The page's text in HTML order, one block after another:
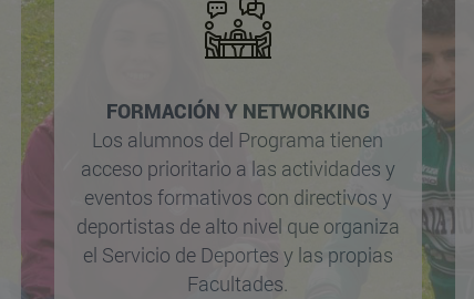
FORMACIÓN Y NETWORKING
Los alumnos del Programa tienen
acceso prioritario a las actividades y
eventos formativos con directivos y
deportistas de alto nivel que organiza
el Servicio de Deportes y las propias
Facultades.